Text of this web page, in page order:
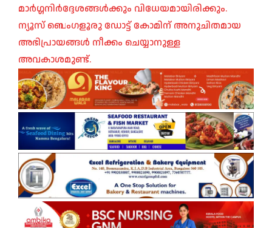
മാർഗ്ഗനിർദ്ദേശങ്ങൾക്കും വിധേയമായിരിക്കും.
ന്യൂസ് ബെംഗളൂരു ഡോട്ട് കോമിന് അനുചിതമായ
അഭിപ്രായങ്ങൾ നീക്കം ചെയ്യാനുള്ള
അവകാശമുണ്ട്.